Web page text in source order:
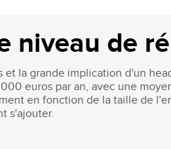
niveau de
et la grande implication d'un
euros par an, avec une
en fonction de la taille de
s'ajouter.